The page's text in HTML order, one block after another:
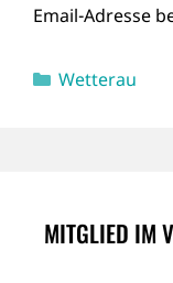
Email-Adresse
Kategorien
Wetterau
MITGLIED IM